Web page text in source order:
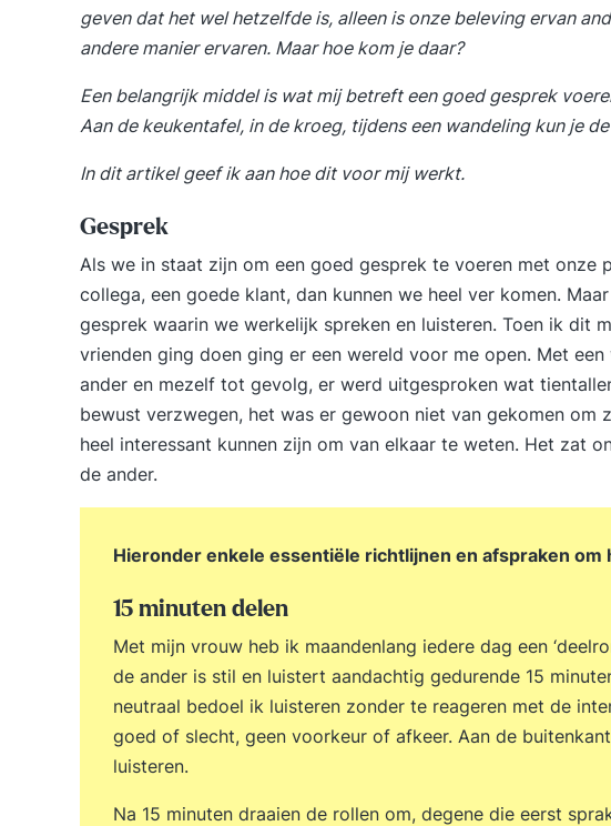
geven dat het wel hetzelfde is, alleen is onze beleving ervan
andere manier ervaren. Maar hoe kom je daar?
Een belangrijk middel is wat mij betreft een goed gesprek
Aan de keukentafel, in de kroeg, tijdens een wandeling kun je
In dit artikel geef ik aan hoe dit voor mij werkt.
Gesprek
Als we in staat zijn om een goed gesprek te voeren met onze
collega, een goede klant, dan kunnen we heel ver komen.
gesprek waarin we werkelijk spreken en luisteren. Toen ik dit
vrienden ging doen ging er een wereld voor me open. Met
ander en mezelf tot gevolg, er werd uitgesproken wat
bewust verzwegen, het was er gewoon niet van gekomen om
heel interessant kunnen zijn om van elkaar te weten. Het zat
de ander.
Hieronder enkele essentiële richtlijnen en afspraken om
15 minuten delen
Met mijn vrouw heb ik maandenlang iedere dag een
de ander is stil en luistert aandachtig gedurende 15
neutraal bedoel ik luisteren zonder te reageren met de
goed of slecht, geen voorkeur of afkeer. Aan de
luisteren.
Na 15 minuten draaien de rollen om, degene die eerst